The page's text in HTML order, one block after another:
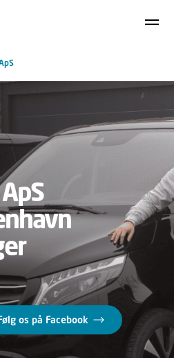
os på Facebook